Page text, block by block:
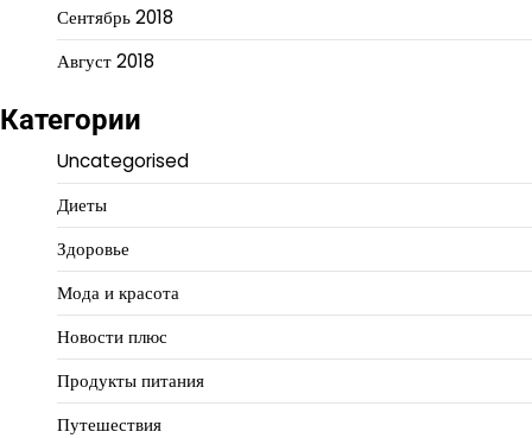
Сентябрь 2018
Август 2018
Категории
Uncategorised
Диеты
Здоровье
Мода и красота
Новости плюс
Продукты питания
Путешествия